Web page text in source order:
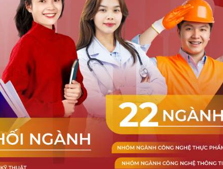
HOẠT ĐỘNG DNTU
Phó Hiệu Trưởng Trường Đại
học Công nghệ Đồng Nai tham
gia hợp tác nghiên cứu quốc tế
và giảng dạy sau đại học tại
Châu Âu